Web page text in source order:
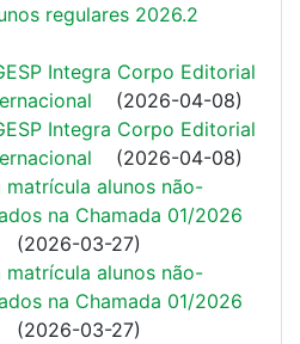
regulares 2026.2
Integra Corpo Editorial
(2026-04-08)
Integra Corpo Editorial
(2026-04-08)
matrícula alunos não-
na Chamada 01/2026
(2026-03-27)
matrícula alunos não-
na Chamada 01/2026
(2026-03-27)